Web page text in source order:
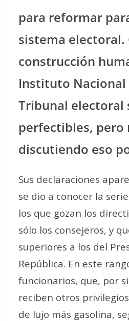
para reformar
sistema electoral.
construcción
Instituto Nacional
Tribunal electoral
perfectibles, pero
discutiendo eso
Sus declaraciones
se dio a conocer la
los que gozan los
sólo los consejeros, y
superiores a los del
República. En este
funcionarios, que, por
reciben otros
de lujo más gasolina,